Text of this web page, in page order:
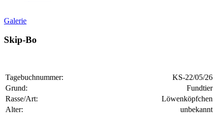
Galerie
Skip-Bo
Tagebuchnummer:
KS-22/05/26
Grund:
Fundtier
Rasse/Art:
Löwenköpfchen
Alter:
unbekannt